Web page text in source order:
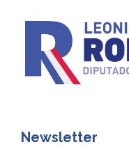
Newsletter